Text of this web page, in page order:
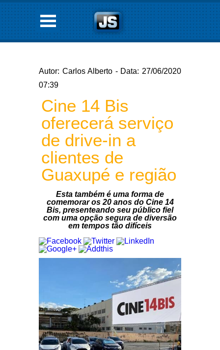
Autor: Carlos Alberto - Data: 27/06/2020
07:39
Cine 14 Bis
oferecerá serviço
de drive-in a
clientes de
Guaxupé e região
Esta também é uma forma de
comemorar os 20 anos do Cine 14
Bis, presenteando seu público fiel
com uma opção segura de diversão
em tempos tão difíceis